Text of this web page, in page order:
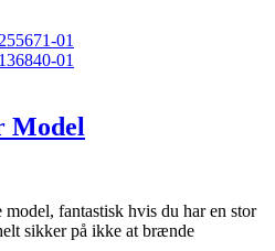
Model
fantastisk hvis du har en stor
sikker på ikke at brænde